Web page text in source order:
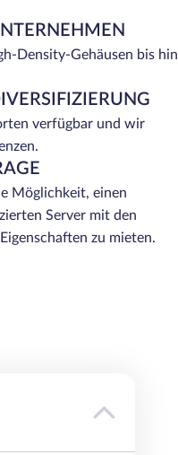
Density-Gehäusen bis hin
verfügbar und wir
Möglichkeit, einen
Server mit den
zu mieten.